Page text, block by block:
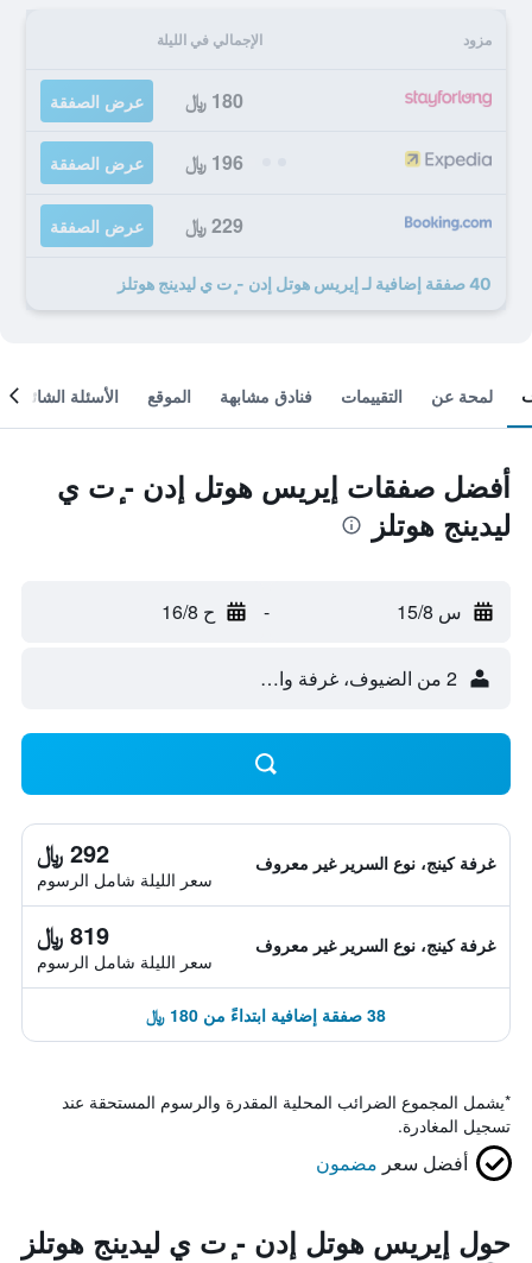
مزود الإجمالي في الليلة
180 ﷼ عرض الصفقة
196 ﷼ عرض الصفقة
229 ﷼ عرض الصفقة
40 صفقة إضافية لـ إيريس هوتل إدن - ٕت ي ليدينج هوتلز
لمحة عن التقييمات فنادق مشابهة الموقع الأسئلة الشائعة
أفضل صفقات إيريس هوتل إدن - ٕت ي
ليدينج هوتلز
س 15/8 - ح 16/8
2 من الضيوف، غرفة واحدة
غرفة كينج، نوع السرير غير معروف 292 ﷼
سعر الليلة شامل الرسوم
غرفة كينج، نوع السرير غير معروف 819 ﷼
سعر الليلة شامل الرسوم
38 صفقة إضافية ابتداءً من 180 ﷼
*يشمل المجموع الضرائب المحلية المقدرة والرسوم المستحقة عند
تسجيل المغادرة.
أفضل سعر مضمون
حول إيريس هوتل إدن - ٕت ي ليدينج هوتلز